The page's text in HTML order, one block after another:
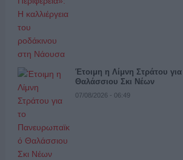
Έτοιμη η Λίμνη Στράτου
Θαλάσσιου Σκι Νέων
07/08/2026 - 06:49